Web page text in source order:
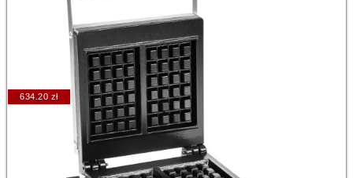
634.20 zł